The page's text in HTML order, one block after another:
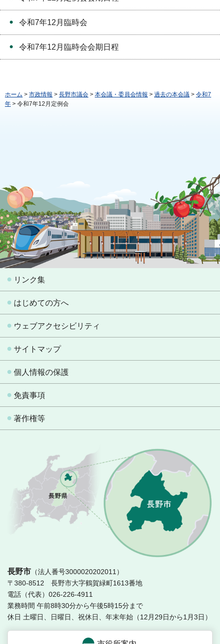
令和7年12月臨時会
令和7年12月臨時会会期日程
ホーム > 市政情報 > 長野市議会 > 本会議・委員会情報 > 過去の本会議 > 令和7
年 > 令和7年12月定例会
リンク集
はじめての方へ
ウェブアクセシビリティ
サイトマップ
個人情報の保護
免責事項
著作権等
長野市 （法人番号3000020202011）
〒380-8512 長野市大字鶴賀緑町1613番地
電話（代表）026-226-4911
業務時間 午前8時30分から午後5時15分まで
休日 土曜日、日曜日、祝休日、年末年始（12月29日から1月3日）